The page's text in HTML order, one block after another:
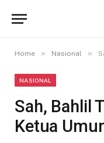
Home » Nasional »
NASIONAL
Sah, Bahlil
Ketua